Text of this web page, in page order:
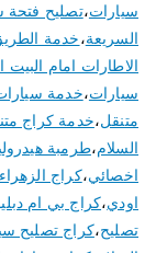
سيارات،تصليح فتحة
السريعة،خدمة
الاطارات امام البيت
سيارات،خدمة
متنقل،خدمة كراج
السلام،طرمبة
اخصائي،كراج الزهراء
اودي،كراج بي ام
تصليح،كراج تصليح